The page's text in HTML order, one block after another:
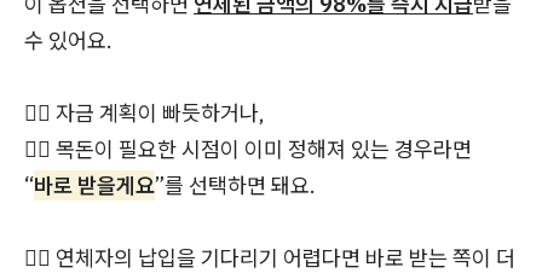
수 있어요.
👉🏻 자금 계획이 빠듯하거나,
👉🏻 목돈이 필요한 시점이 이미 정해져 있는 경우라면
“바로 받을게요”를 선택하면 돼요.
👉🏻 연체자의 납입을 기다리기 어렵다면 바로 받는 쪽이 더